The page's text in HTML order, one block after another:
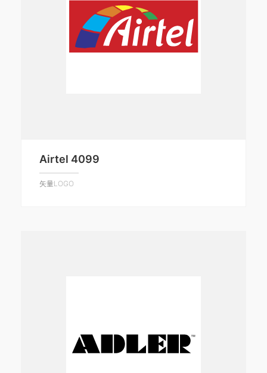
Airtel 4099
矢量LOGO